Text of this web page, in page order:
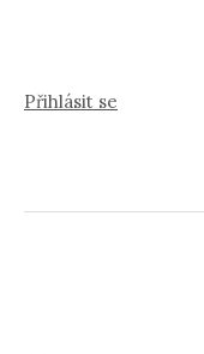
Přihlásit se